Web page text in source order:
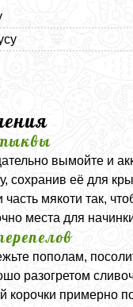
вымойте и
сохранив её для
мякоти так,
места для
пополам,
разогретом
корочки примерно